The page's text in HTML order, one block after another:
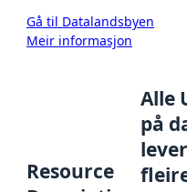
Gå til Datalandsbyen
Meir informasjon
Resource
Alle
på